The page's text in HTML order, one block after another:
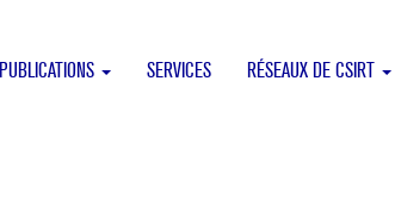
PUBLICATIONS SERVICES RÉSEAUX DE CSIRT